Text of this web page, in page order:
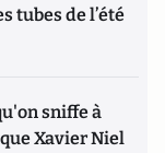
tubes de l’été
sniffe à
Xavier Niel